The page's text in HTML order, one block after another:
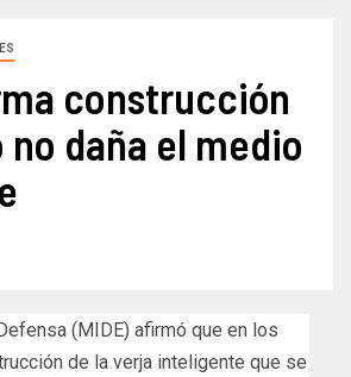
construcción
daña el medio
(MIDE) afirmó que en los
de la verja inteligente que se